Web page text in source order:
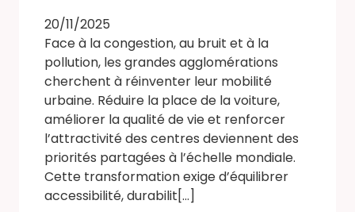
20/11/2025
Face à la congestion, au bruit et à la
pollution, les grandes agglomérations
cherchent à réinventer leur mobilité
urbaine. Réduire la place de la voiture,
améliorer la qualité de vie et renforcer
l’attractivité des centres deviennent des
priorités partagées à l’échelle mondiale.
Cette transformation exige d’équilibrer
accessibilité, durabilit[...]